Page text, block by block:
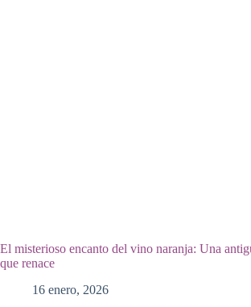
El misterioso encanto del vino naranja: Una
que renace
16 enero, 2026